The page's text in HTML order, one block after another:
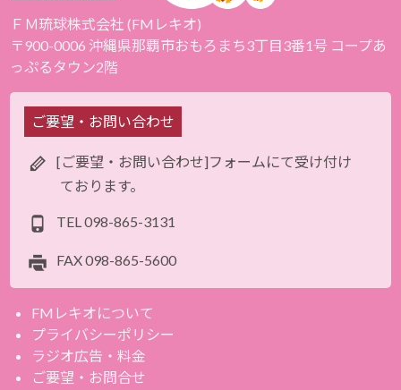
ＦＭ琉球株式会社 (FMレキオ)
〒900-0006 沖縄県那覇市おもろまち3丁目3番1号 コープあ
っぷるタウン2階
ご要望・お問い合わせ
[ご要望・お問い合わせ]フォームにて受け付け
ております。
TEL098-865-3131
FAX098-865-5600
FMレキオについて
プライバシーポリシー
ラジオ広告・料金
ご要望・お問合せ